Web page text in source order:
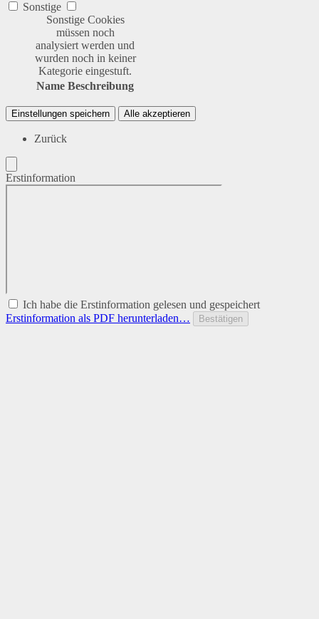
Sonstige
Sonstige Cookies
müssen noch
analysiert werden und
wurden noch in keiner
Kategorie eingestuft.
Name Beschreibung
Einstellungen speichern Alle akzeptieren
Zurück
Erstinformation
Ich habe die Erstinformation gelesen und gespeichert
Erstinformation als PDF herunterladen…
Bestätigen